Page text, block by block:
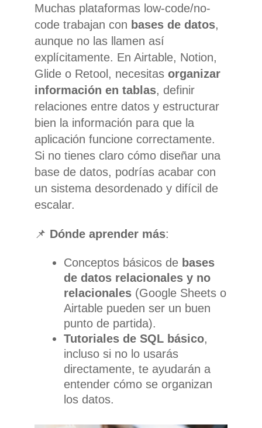
Muchas plataformas low-code/no-
code trabajan con bases de datos,
aunque no las llamen así
explícitamente. En Airtable, Notion,
Glide o Retool, necesitas organizar
información en tablas, definir
relaciones entre datos y estructurar
bien la información para que la
aplicación funcione correctamente.
Si no tienes claro cómo diseñar una
base de datos, podrías acabar con
un sistema desordenado y difícil de
escalar.
📌 Dónde aprender más:
Conceptos básicos de bases
de datos relacionales y no
relacionales (Google Sheets o
Airtable pueden ser un buen
punto de partida).
Tutoriales de SQL básico,
incluso si no lo usarás
directamente, te ayudarán a
entender cómo se organizan
los datos.